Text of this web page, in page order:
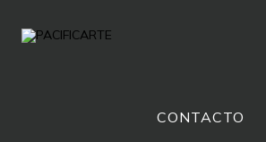
CONTACTO